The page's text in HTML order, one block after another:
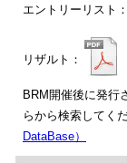
エントリーリスト：
リザルト：
BRM開催後に発行
らから検索してく
DataBase）